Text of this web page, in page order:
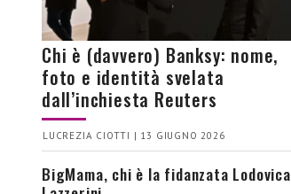
Chi è (davvero) Banksy: nome,
foto e identità svelata
dall’inchiesta Reuters
LUCREZIA CIOTTI | 13 GIUGNO 2026
BigMama, chi è la fidanzata Lodovica